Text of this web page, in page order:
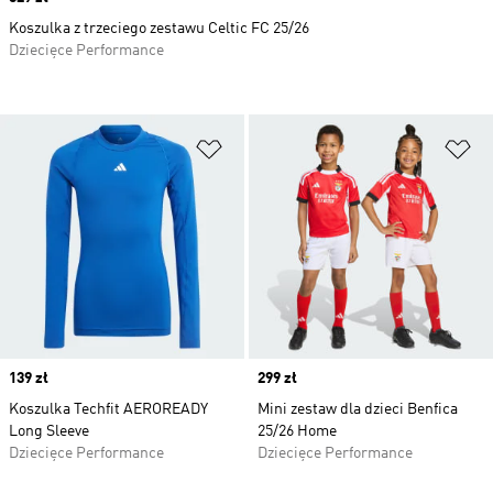
Dodaj do listy życzeń
Price
139 zł
Koszulka Techfit AEROREADY
Long Sleeve
Dziecięce Performance
Price
299 zł
Mini zestaw dla dzieci Benfica
25/26 Home
Dziecięce Performance
Koszulka z trzeciego zestawu Celtic FC 25/26
Dziecięce Performance